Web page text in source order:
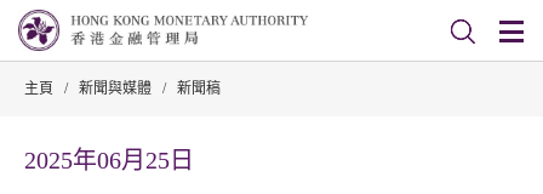
主頁 / 新聞與媒體 / 新聞稿
2025年06月25日